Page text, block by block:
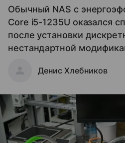
Обычный NAS с
Core i5-1235U оказался
после установки
нестандартной
Денис Хлебников